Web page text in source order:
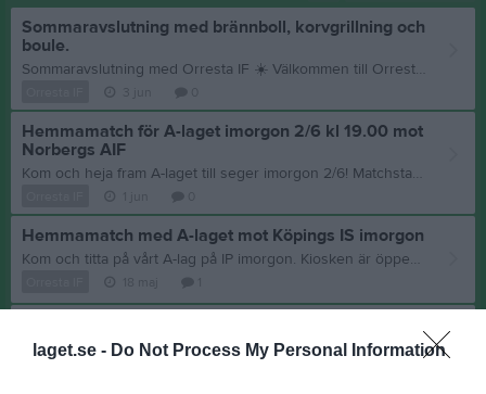
laget.se - Do Not Process My Personal Information
Sommaravslutning med brännboll, korvgrillning och
boule.
Sommaravslutning med Orresta IF ☀️ Välkommen till Orresta IF:s sommaravslutning lördagen den 27 juni kl. 10.00! Vi ser fram emot att samla våra medlemmar för en trevlig dag fylld med gemenskap, aktivitet och sommarkänsla. Under dagen kommer vi att: • Spela en rolig brännbollsturnering • Grilla korv och umgås • Inviga vår nya boulebana Ta gärna med familj och vänner! För att vi ska kunna planera inköp och aktiviteter ber vi dig att svara på kallelsen och ange om du kommer eller inte. Sista anmälningsdag är midsommardagen den 20 juni. Om du tar med dig personer som inte är medlemmar i Orresta IF ber vi dig att skicka ett mejl till info@orrestaif.se och meddela hur många extra personer som kommer att delta. Vi hoppas att många vill vara med och fira in sommaren tillsammans med oss. Varmt välkommen! / Styrelsen i Orresta IF
Hemmamatch för A-laget imorgon 2/6 kl 19.00 mot
Norbergs AIF
Kom och heja fram A-laget till seger imorgon 2/6! Matchstart kl 19.00. Kiosken är öppen, varmt välkomna!
Hemmamatch med A-laget mot Köpings IS imorgon
Kom och titta på vårt A-lag på IP imorgon. Kiosken är öppen! Välkomna!
Kom och heja fram vårt A-lag så att de får första vinsten för säsongen! Matchstart kl.19.00. Kiosken är öppen, varmt välkomna!